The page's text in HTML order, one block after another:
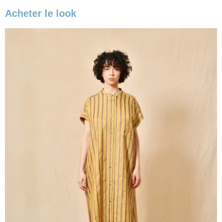
Acheter le look